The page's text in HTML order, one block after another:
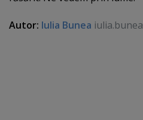
Autor: Iulia Bunea iulia.bunea